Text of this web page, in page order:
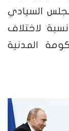
السيادي
لاختلاف
المدنية